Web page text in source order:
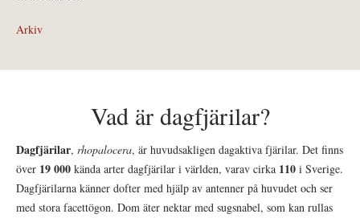
Arkiv
Vad är dagfjärilar?
Dagfjärilar, rhopalocera, är huvudsakligen dagaktiva fjärilar. Det finns
över 19 000 kända arter dagfjärilar i världen, varav cirka 110 i Sverige.
Dagfjärilarna känner dofter med hjälp av antenner på huvudet och ser
med stora facettögon. Dom äter nektar med sugsnabel, som kan rullas